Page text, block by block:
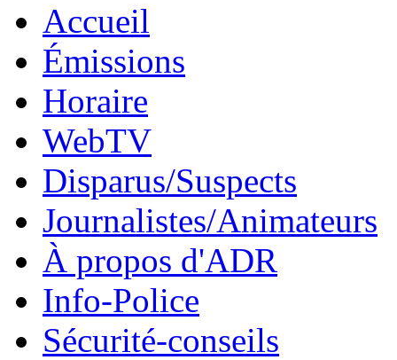
Accueil
Émissions
Horaire
WebTV
Disparus/Suspects
Journalistes/Animateurs
À propos d'ADR
Info-Police
Sécurité-conseils